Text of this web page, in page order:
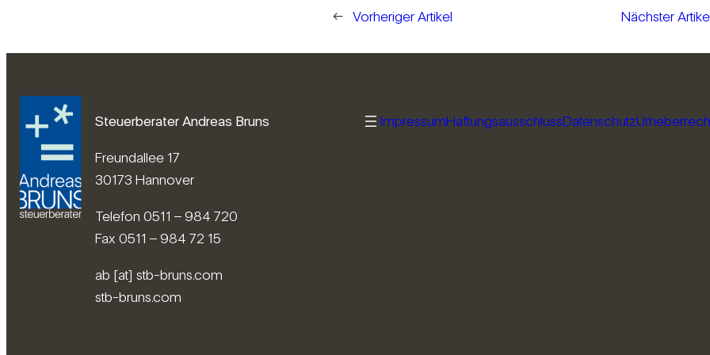
← Vorheriger Artikel Nächster
Steuerberater Andreas Bruns
Freundallee 17
30173 Hannover
Telefon 0511 – 984 720
Fax 0511 – 984 72 15
ab [at] stb-bruns.com
stb-bruns.com
ImpressumHaftungsausschlussDatenschutz